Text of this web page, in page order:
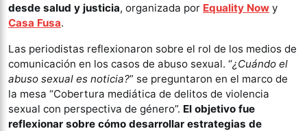
desde salud y justicia, organizada por Equality Now y
Casa Fusa.
Las periodistas reflexionaron sobre el rol de los medios de
comunicación en los casos de abuso sexual. “¿Cuándo el
abuso sexual es noticia?” se preguntaron en el marco de
la mesa “Cobertura mediática de delitos de violencia
sexual con perspectiva de género”. El objetivo fue
reflexionar sobre cómo desarrollar estrategias de